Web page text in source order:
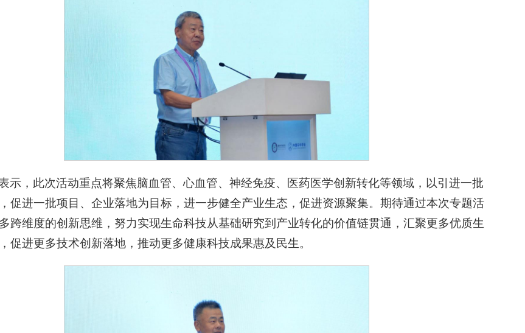
示，此次活动重点将聚焦脑血管、心血管、神经免疫、医药医学创新转化等领域，以引进一批
促进一批项目、企业落地为目标，进一步健全产业生态，促进资源聚集。期待通过本次专题活
跨维度的创新思维，努力实现生命科技从基础研究到产业转化的价值链贯通，汇聚更多优质生
促进更多技术创新落地，推动更多健康科技成果惠及民生。